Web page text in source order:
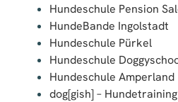
Hundeschule Pension
HundeBande Ingolstadt
Hundeschule Pürkel
Hundeschule
Hundeschule Amperland
dog[gish] – Hundetraining